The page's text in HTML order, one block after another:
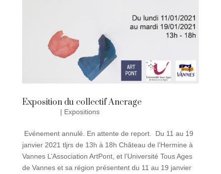
Exposition du collectif Ancrage
| Expositions
Evénement annulé. En attente de report. Du 11 au 19
janvier 2021 tljrs de 13h à 18h Château de l’Hermine à
Vannes L’Association ArtPont, et l’Université Tous Ages
de Vannes et sa région présentent du 11 au 19 janvier